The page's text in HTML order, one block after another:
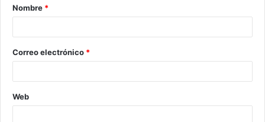
Nombre *
Correo electrónico *
Web